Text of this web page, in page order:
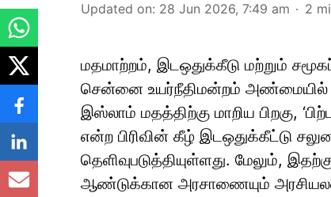
Updated on: 28 Jun 2026, 7:49 am 2
மதமாற்றம், இடஒதுக்கீடு மற்றும்
சென்னை உயர்நீதிமன்றம் அண்மையில்
இஸ்லாம் மதத்திற்கு மாறிய பிறகு,
என்ற பிரிவின் கீழ் இடஒதுக்கீட்டு
தெளிவுபடுத்தியுள்ளது. மேலும்,
ஆண்டுக்கான அரசாணையும்